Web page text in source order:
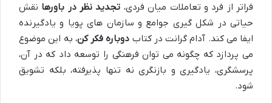
فراتر از فرد و تعاملات میان فردی، تجدید نظر در باورها نقش
حیاتی در شکل گیری جوامع و سازمان های پویا و یادگیرنده
ایفا می کند. آدام گرانت در کتاب دوباره فکر کن، به این موضوع
می پردازد که چگونه می توان فرهنگی را توسعه داد که در آن،
پرسشگری، یادگیری و بازنگری نه تنها پذیرفته، بلکه تشویق
شود.